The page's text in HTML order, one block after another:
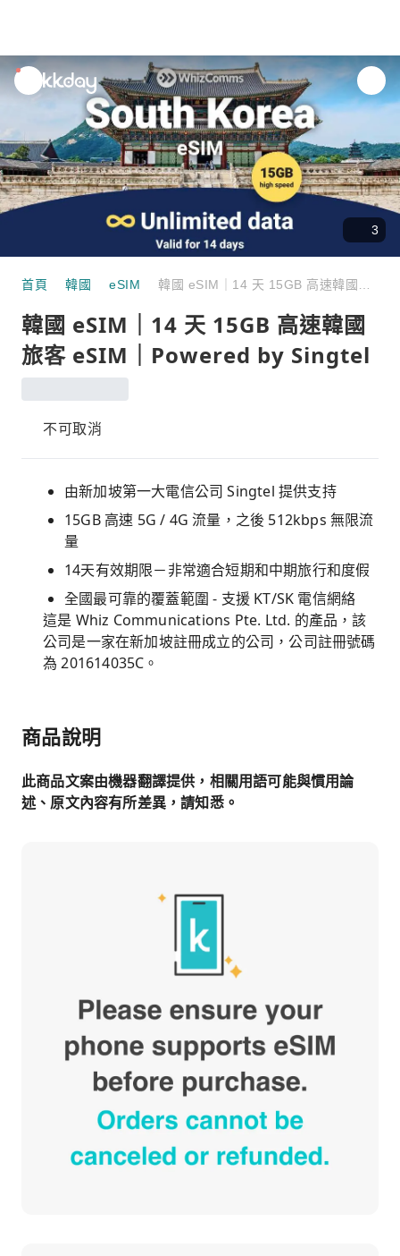
unread
notifications
3
首頁 韓國 eSIM
韓國 eSIM｜14 天 15GB 高速韓國
旅客 eSIM｜Powered by Singtel
不可取消
由新加坡第一大電信公司 Singtel 提供支持
15GB 高速 5G / 4G 流量，之後 512kbps 無限流
量
14天有效期限－非常適合短期和中期旅行和度假
全國最可靠的覆蓋範圍 - 支援 KT/SK 電信網絡
這是 Whiz Communications Pte. Ltd. 的產品，該
公司是一家在新加坡註冊成立的公司，公司註冊號碼
為 201614035C。
商品說明
此商品文案由機器翻譯提供，相關用語可能與慣用論
述、原文內容有所差異，請知悉。